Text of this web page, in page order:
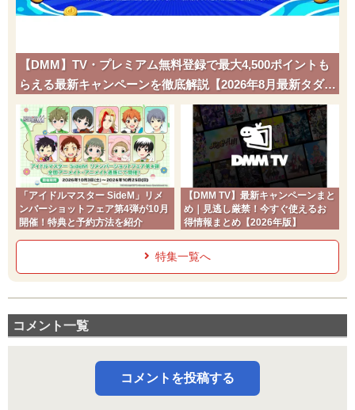
【DMM】TV・プレミアム無料登録で最大4,500ポイントも
らえる最新キャンペーンを徹底解説【2026年8月最新タダポ
チ】
「アイドルマスター SideM」リメ
ンバーショットフェア第4弾が10月
開催！特典と予約方法を紹介
【DMM TV】最新キャンペーンまと
め｜見逃し厳禁！今すぐ使えるお
得情報まとめ【2026年版】
特集一覧へ
コメント一覧
コメントを投稿する